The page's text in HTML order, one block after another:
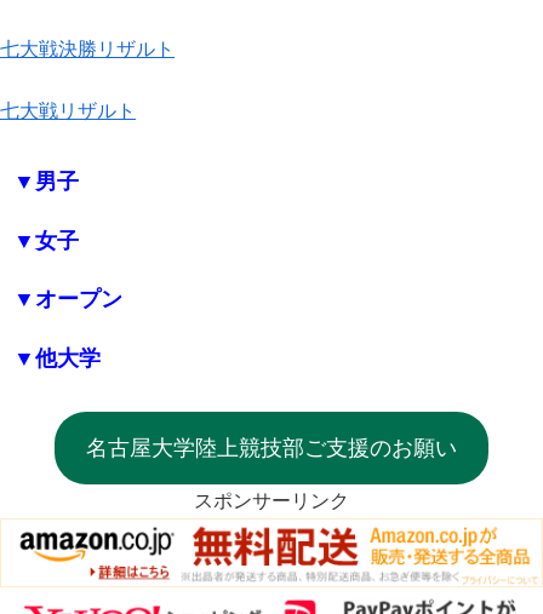
七大戦決勝リザルト
七大戦リザルト
▼男子
▼女子
▼オープン
▼他大学
名古屋大学陸上競技部ご支援のお願い
スポンサーリンク